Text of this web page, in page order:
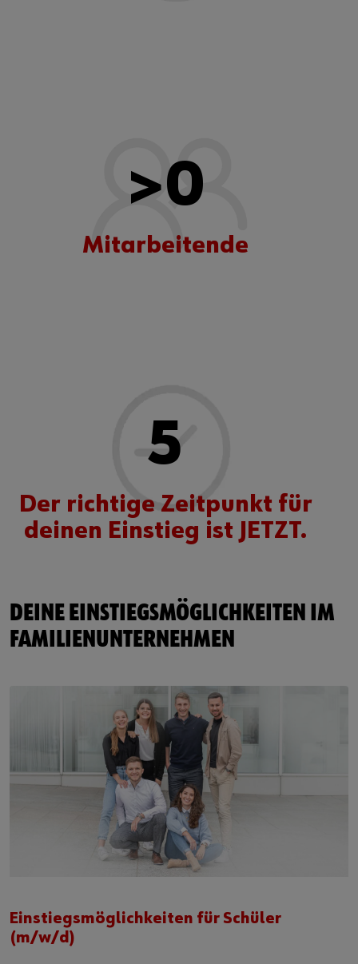
>0
Mitarbeitende
5
Der richtige Zeitpunkt für
deinen Einstieg ist JETZT.
DEINE EINSTIEGSMÖGLICHKEITEN IM
FAMILIENUNTERNEHMEN
Einstiegsmöglichkeiten für Schüler
(m/w/d)